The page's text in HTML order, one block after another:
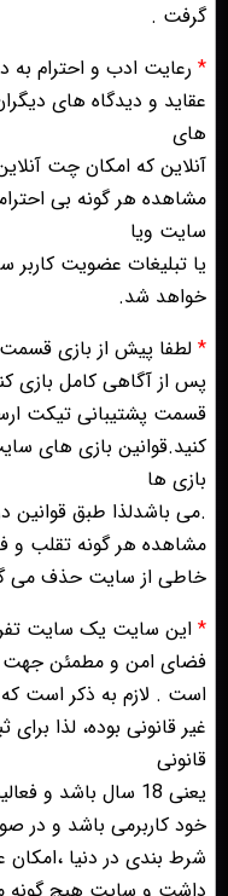
گرفت .
* رعایت ادب و احترام
عقاید و دیدگاه های
های
آنلاین که امکان چت
مشاهده هر گونه بی
سایت ویا
یا تبلیغات عضویت کاربر
خواهد شد.
* لطفا پیش از بازی قسمت
پس از آگاهی کامل بازی
قسمت پشتیبانی تیکت
کنید.قوانین بازی های
بازی ها
.می باشدلذا طبق قوانین
مشاهده هر گونه تقلب و
خاطی از سایت حذف می
* این سایت یک سایت
فضای امن و مطمئن جهت
است . لازم به ذکر است
غیر قانونی بوده، لذا
قانونی
یعنی 18 سال باشد
خود کاربرمی باشد و در
شرط بندی در دنیا